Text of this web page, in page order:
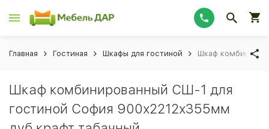
Главная Гостиная Шкафы для гостиной Шкаф
Шкаф комбинированный СШ-1 для
гостиной София 900х2212х355мм